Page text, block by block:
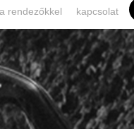
rendezőkkel kapcsolat